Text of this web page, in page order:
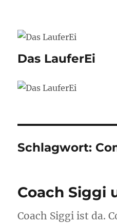
Das LauferEi
Schlagwort:
Coach Siggi
Coach Siggi ist da.